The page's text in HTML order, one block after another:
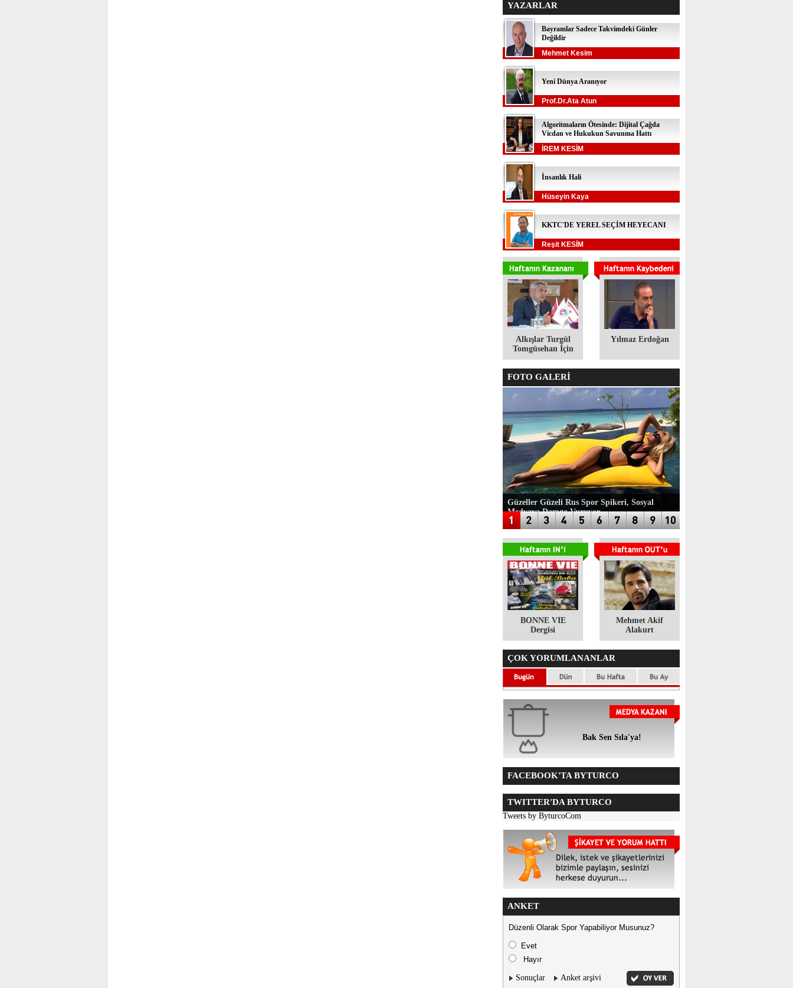
YAZARLAR
Bayramlar Sadece Takvimdeki Günler
Değildir
Mehmet Kesim
Yeni Dünya Aranıyor
Prof.Dr.Ata Atun
Algoritmaların Ötesinde: Dijital Çağda
Vicdan ve Hukukun Savunma Hattı
İREM KESİM
İnsanlık Hali
Hüseyin Kaya
KKTC'DE YEREL SEÇİM HEYECANI
Reşit KESİM
Alkışlar Turgül
Tomgüsehan İçin
Yılmaz Erdoğan
FOTO GALERİ
Güzeller Güzeli Rus Spor Spikeri, Sosyal
Medyaya Damga Vuruyor
BONNE VIE
Dergisi
​Mehmet Akif
Alakurt
ÇOK YORUMLANANLAR
Bak Sen Sıla'ya!
FACEBOOK'TA BYTURCO
TWITTER'DA BYTURCO
Tweets by ByturcoCom
ANKET
Düzenli Olarak Spor Yapabiliyor Musunuz?
Evet
Hayır
Sonuçlar Anket arşivi